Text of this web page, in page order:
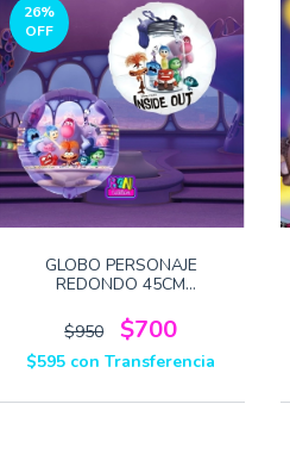
26%
OFF
GLOBO PERSONAJE
REDONDO 45CM
$950
$700
$595 con Transferencia